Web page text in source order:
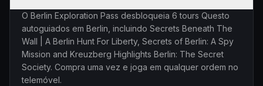
O Berlin Exploration Pass desbloqueia 6 tours Questo
autoguiados em Berlin, incluindo Secrets Beneath The
Wall | A Berlin Hunt For Liberty, Secrets of Berlin: A Spy
Mission and Kreuzberg Highlights Berlin: The Secret
Society. Compra uma vez e joga em qualquer ordem no
telemóvel.